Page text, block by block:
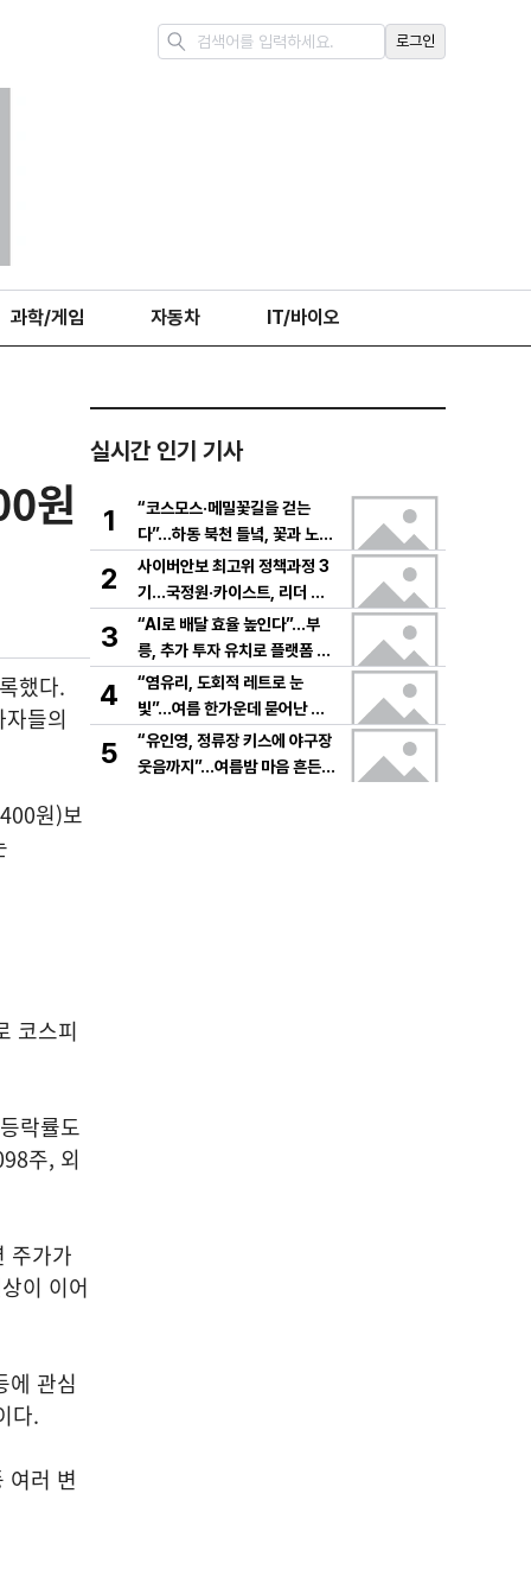
로그인
과학/게임 자동차 IT/바이오
원
했다.
들의
원)보
코스피
락률도
주, 외
주가가
이 이어
에 관심
다.
여러 변
실시간 인기 기사
1
“코스모스·메밀꽃길을 걷는
다”…하동 북천 들녘, 꽃과 노래
로 물드는 가을의 하루
2
사이버안보 최고위 정책과정 3
기…국정원·카이스트, 리더 안
보역량 키운다
3
“AI로 배달 효율 높인다”…부
릉, 추가 투자 유치로 플랫폼 혁
신 가속
4
“염유리, 도회적 레트로 눈
빛”…여름 한가운데 묻어난 자
유의 감각→팬들 궁금증 증폭
5
“유인영, 정류장 키스에 야구장
웃음까지”…여름밤 마음 흔든